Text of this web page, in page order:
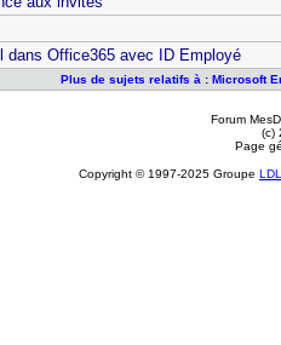
dans Office365 avec ID Employé
Plus de sujets relatifs à : Microsoft
Forum
(c)
Page
Copyright © 1997-2025 Groupe